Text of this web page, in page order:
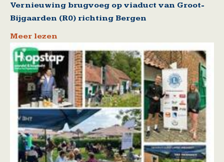
Vernieuwing brugvoeg op viaduct van Groot-
Bijgaarden (R0) richting Bergen
Meer lezen